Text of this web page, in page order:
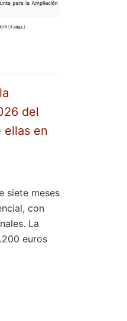
del
ellas en
siete meses
con
La
euros